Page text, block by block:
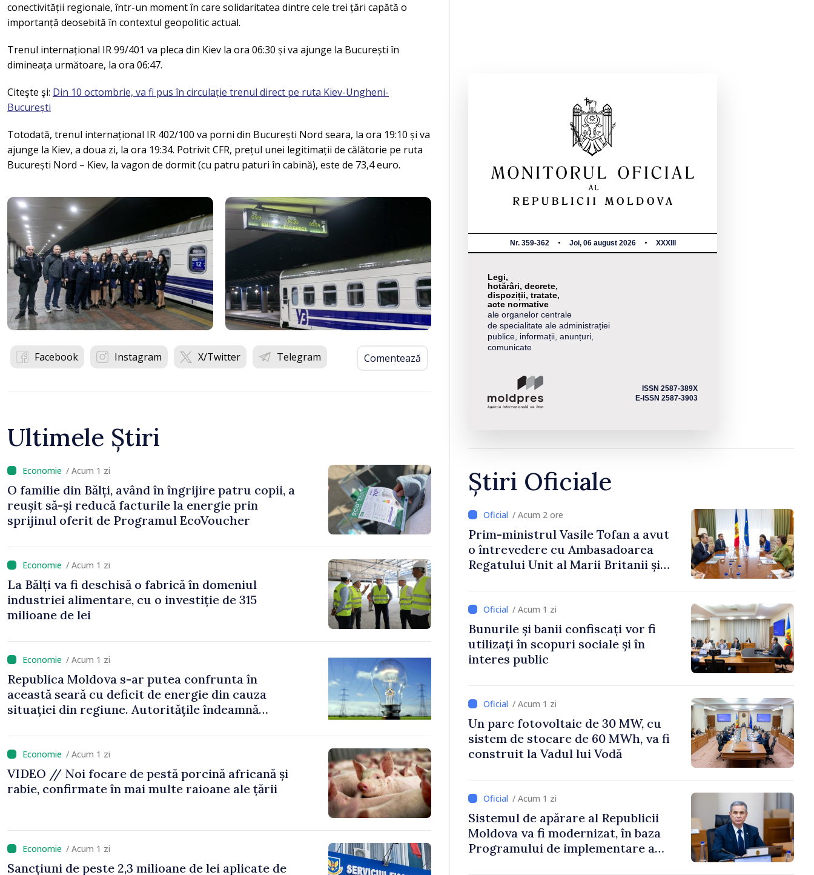
conectivității regionale, într-un moment în care solidaritatea dintre cele trei țări capătă o
importanță deosebită în contextul geopolitic actual.
Trenul internațional IR 99/401 va pleca din Kiev la ora 06:30 și va ajunge la București în
dimineața următoare, la ora 06:47.
Citeşte şi: Din 10 octombrie, va fi pus în circulație trenul direct pe ruta Kiev-Ungheni-
București
Totodată, trenul internațional IR 402/100 va porni din București Nord seara, la ora 19:10 și va
ajunge la Kiev, a doua zi, la ora 19:34. Potrivit CFR, prețul unei legitimații de călătorie pe ruta
București Nord – Kiev, la vagon de dormit (cu patru paturi în cabină), este de 73,4 euro.
Facebook Instagram X/Twitter Telegram Comentează
Ultimele Știri
/ Acum 1 zi
O familie din Bălți, având în îngrijire patru copii, a
reușit să-și reducă facturile la energie prin
sprijinul oferit de Programul EcoVoucher
/ Acum 1 zi
La Bălți va fi deschisă o fabrică în domeniul
industriei alimentare, cu o investiție de 315
milioane de lei
/ Acum 1 zi
Republica Moldova s-ar putea confrunta în
această seară cu deficit de energie din cauza
situației din regiune. Autoritățile îndeamnă
/ Acum 1 zi
VIDEO // Noi focare de pestă porcină africană și
rabie, confirmate în mai multe raioane ale țării
/ Acum 1 zi
Sancțiuni de peste 2,3 milioane de lei aplicate de
Nr. 359-362 Joi, 06 august 2026 XXXIII
Legi,
hotărâri, decrete,
dispoziții, tratate,
acte normative
ale organelor centrale
de specialitate ale administrației
publice, informații, anunțuri,
comunicate
ISSN 2587-389X
E-ISSN 2587-3903
Știri Oficiale
/ Acum 2 ore
Prim-ministrul Vasile Tofan a avut
o întrevedere cu Ambasadoarea
Regatului Unit al Marii Britanii și
/ Acum 1 zi
Bunurile și banii confiscați vor fi
utilizați în scopuri sociale și în
interes public
/ Acum 1 zi
Un parc fotovoltaic de 30 MW, cu
sistem de stocare de 60 MWh, va fi
construit la Vadul lui Vodă
/ Acum 1 zi
Sistemul de apărare al Republicii
Moldova va fi modernizat, în baza
Programului de implementare a